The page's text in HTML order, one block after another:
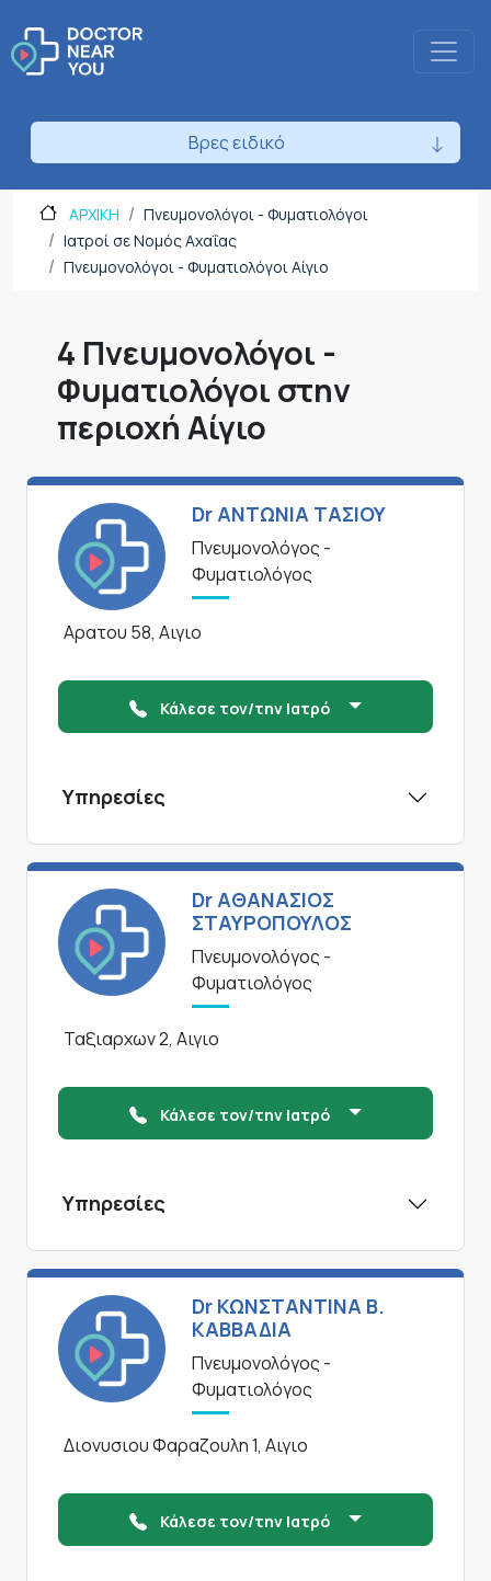
Βρες ειδικό
ΑΡΧΙΚΗ
Πνευμονολόγοι - Φυματιολόγοι
Ιατροί σε Νομός Αχαΐας
Πνευμονολόγοι - Φυματιολόγοι Αίγιο
4 Πνευμονολόγοι -
Φυματιολόγοι στην
περιοχή Αίγιο
Dr ΑΝΤΩΝΙΑ ΤΑΣΙΟΥ
Πνευμονολόγος -
Φυματιολόγος
Αρατου 58, Αιγιο
Κάλεσε τον/την Ιατρό
Υπηρεσίες
Dr ΑΘΑΝΑΣΙΟΣ
ΣΤΑΥΡΟΠΟΥΛΟΣ
Πνευμονολόγος -
Φυματιολόγος
Ταξιαρχων 2, Αιγιο
Κάλεσε τον/την Ιατρό
Υπηρεσίες
Dr ΚΩΝΣΤΑΝΤΙΝΑ Β.
ΚΑΒΒΑΔΙΑ
Πνευμονολόγος -
Φυματιολόγος
Διονυσιου Φαραζουλη 1, Αιγιο
Κάλεσε τον/την Ιατρό